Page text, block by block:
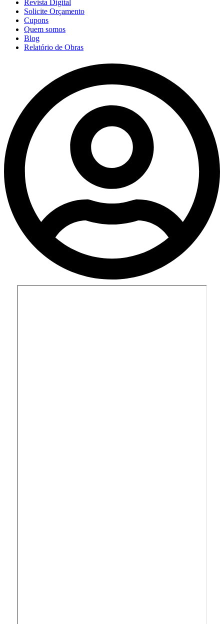
Revista Digital
Solicite Orçamento
Cupons
Quem somos
Blog
Relatório de Obras